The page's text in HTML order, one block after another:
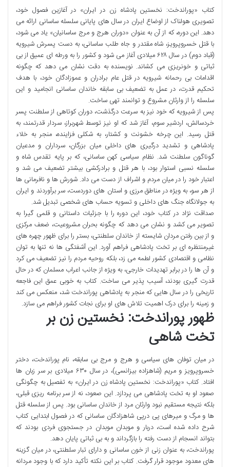
کتاب «پوراندخت: نخستین پادشاه زن در ایران» در آغازین فصول خود،
تصویری هولناک از اوضاع ایران در سال های پایانی سلسله ساسانی ارائه می
دهد. این دوره، که از آن به عنوان «دوران هرج و مرج ساسانیان» یاد می شود،
با قتل خسروپرویز، شاه مقتدر و جاه طلب ساسانی، به دست پسرش شیرویه
(قباد دوم) در سال ۶۲۸ میلادی آغاز می شود و کشور را به ورطه ای عمیق از بی
ثباتی و خونریزی می کشاند. نویسنده به دقت نشان می دهد که چگونه
اقدامات بی رحمانه شیرویه در قتل عام برادران و عموزادگان خود، با هدف
تحکیم قدرت، در عمل به تضعیف بی سابقه خاندان ساسانی انجامید و این
سلسله را از وارثان مشروع و توانمند تهی ساخت.
پس از شیرویه که خود نیز به سرعت درگذشت، دوران کوتاهی از سلطنت پسر
خردسالش، اردشیر سوم، آغاز شد که او نیز توسط شهربراز، سردار قدرتمند، به
قتل رسید. این چرخه خشونت و کشتار، به شکلی فزاینده، منجر به خلاء
پادشاهی و تشدید درگیری های داخلی میان بزرگان، سرداران و مدعیان
گوناگون سلطنت شد. نظام سیاسی کهن ساسانی، که بر پایه تقدس شاه و
سلسله نسبی استوار بود، با هر قتل و برادرکشی بیشتر تضعیف می شد و
اعتبار خود را در میان مردم و اشراف از دست می داد. شورش ها و نافرمانی ها
از هر سو، به ویژه در مناطق مرزی و استان های دوردست، سر برآوردند و ایران
به جولانگاه جنگ های داخلی و تسویه حساب های شخصی تبدیل شد.
صداقت نژاد در کتاب خود، این دوره را با جزئیات داستانی و قلمی گیرا به
تصویر می کشد و نشان می دهد که چگونه بحران مشروعیت، ضعف مرکزی
و از بین رفتن مردان شایسته از خاندان سلطنتی، بستر را برای ظهور چهره های
غیرمنتظره ای بر تخت پادشاهی فراهم آورد. این آشفتگی ها نه تنها به توان
نظامی و اقتصادی کشور لطمه می زد، بلکه روحیه مردم را نیز تضعیف می کرد
و آن ها را در برابر تهدیدات خارجی، به ویژه از جانب اعراب مسلمان که در حال
قدرت گیری بودند، آسیب پذیر می ساخت. کتاب به خوبی عمق این فاجعه
تاریخی را در سال هایی که منجر به پادشاهی پوراندخت شد، منعکس می کند
و زمینه را برای درک اهمیت تلاش های او برای نجات کشور فراهم می سازد.
ظهور پوراندخت: نخستین زن بر
تخت شاهی
در میان توفان های سیاسی و هرج و مرج بی سابقه، نام پوراندخت، دختر
خسروپرویز و مریم (شاهزاده بیزانسی)، در سال ۶۳۰ میلادی بر سر زبان ها
افتاد. کتاب «پوراندخت: نخستین پادشاه زن در ایران» به تفصیل به چگونگی
صعود او به تخت پادشاهی می پردازد. این صعود، نه از سر برنامه ریزی قبلی،
بلکه نتیجه مستقیم نبود وارثان مرد از خاندان ساسانی بود. پس از سلسله قتل
ها و مرگ و میرهای پی درپی شاهزادگان ساسانی که در فصول ابتدایی کتاب
شرح داده شده است، دربار و موبدان موبدان در جستجوی فردی بودند که
بتواند انسجام از دست رفته را بازگرداند و به بی ثباتی پایان دهد.
پوراندخت، به عنوان زنی از خون ساسانی و دارای تبار سلطنتی، در میان گزینه
های معدود موجود قرار گرفت. کتاب بر این نکته تأکید دارد که با وجود مردانه